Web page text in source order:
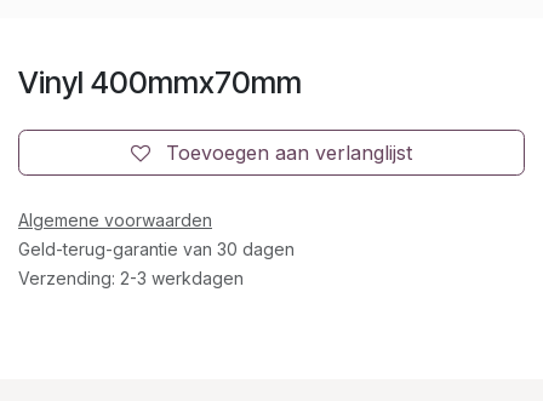
Vinyl 400mmx70mm
Toevoegen aan verlanglijst
Algemene voorwaarden
Geld-terug-garantie van 30 dagen
Verzending: 2-3 werkdagen